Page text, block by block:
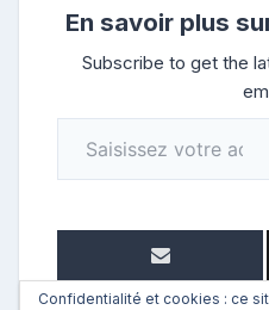
En savoir plus
Subscribe to get the
Saisissez votre adresse e-mail…
Confidentialité et cookies : ce